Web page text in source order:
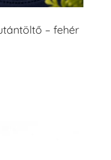
– fehér